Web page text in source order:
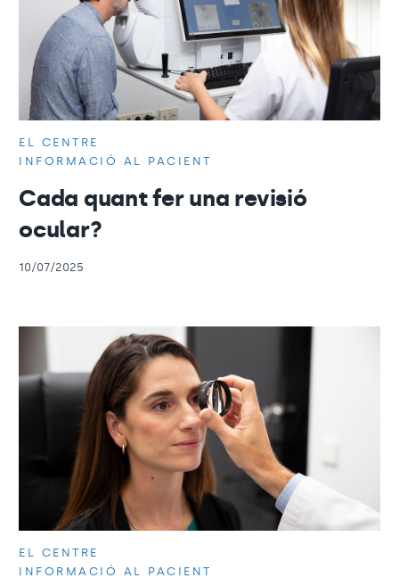
EL CENTRE
INFORMACIÓ AL PACIENT
Cada quant fer una revisió
ocular?
10/07/2025
EL CENTRE
INFORMACIÓ AL PACIENT